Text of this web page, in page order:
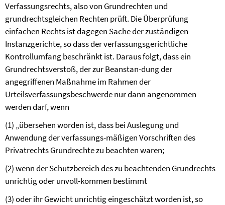
Verfassungsrechts, also von Grundrechten und
grundrechtsgleichen Rechten prüft. Die Überprüfung
einfachen Rechts ist dagegen Sache der zuständigen
Instanzgerichte, so dass der verfassungsgerichtliche
Kontrollumfang beschränkt ist. Daraus folgt, dass ein
Grundrechtsverstoß, der zur Beanstan-dung der
angegriffenen Maßnahme im Rahmen der
Urteilsverfassungsbeschwerde nur dann angenommen
werden darf, wenn
(1) „übersehen worden ist, dass bei Auslegung und
Anwendung der verfassungs-mäßigen Vorschriften des
Privatrechts Grundrechte zu beachten waren;
(2) wenn der Schutzbereich des zu beachtenden Grundrechts
unrichtig oder unvoll-kommen bestimmt
(3) oder ihr Gewicht unrichtig eingeschätzt worden ist, so